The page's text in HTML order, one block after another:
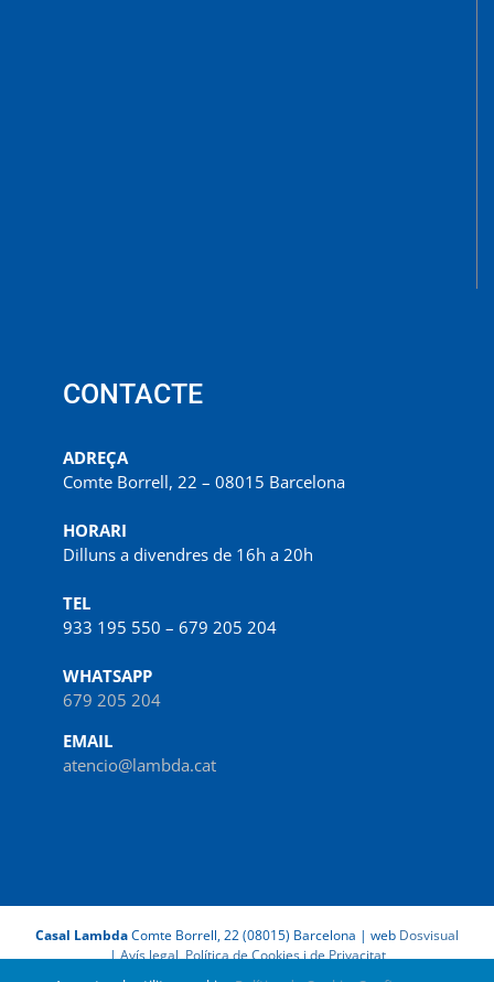
CONTACTE
ADREÇA
Comte Borrell, 22 – 08015 Barcelona
HORARI
Dilluns a divendres de 16h a 20h
TEL
933 195 550 – 679 205 204
WHATSAPP
679 205 204
EMAIL
atencio@lambda.cat
Casal LambdaComte Borrell, 22 (08015) Barcelona | web Dosvisual
|Avís legal, Política de Cookies i de Privacitat